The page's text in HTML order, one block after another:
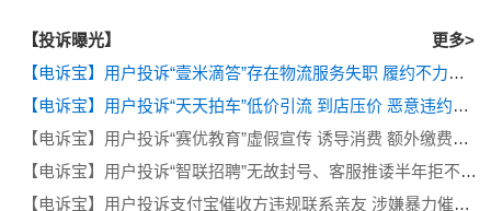
【投诉曝光】
更多>
【电诉宝】用户投诉“壹米滴答”存在物流服务失职 履约不力等问题
【电诉宝】用户投诉“天天拍车”低价引流 到店压价 恶意违约等问题
【电诉宝】用户投诉“赛优教育”虚假宣传 诱导消费 额外缴费后退款遭拒
【电诉宝】用户投诉“智联招聘”无故封号、客服推诿半年拒不退费
【电诉宝】用户投诉支付宝催收方违规联系亲友 涉嫌暴力催收侵犯隐私